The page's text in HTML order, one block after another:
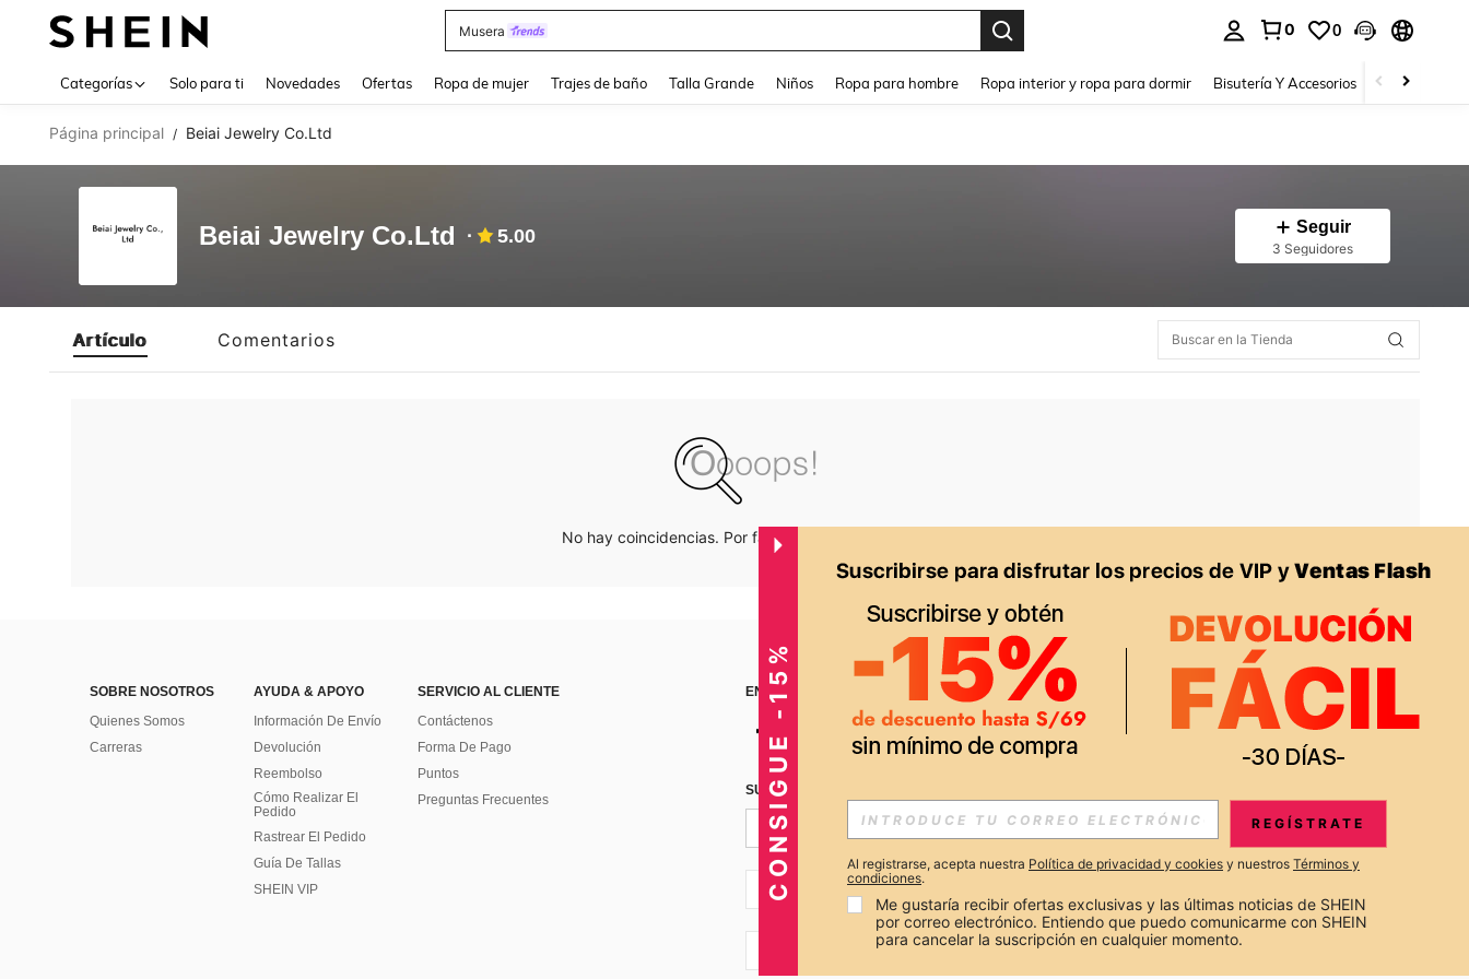
Musera
0 0
Categorías Solo para ti Novedades Ofertas Ropa de mujer Trajes de baño Talla Grande Niños Ropa para hombre Ropa interior y ropa para dormir Bisutería Y Accesorios Zapatos
Página principal / Beiai Jewelry Co.Ltd
Beiai Jewelry Co.Ltd 5.00 Seguir
3 Seguidores
Artículo Comentarios
No hay coincidencias. Por favor inténtalo de nuevo.
SOBRE NOSOTROS
Quienes Somos
Carreras
AYUDA & APOYO
Información De Envío
Devolución
Reembolso
Cómo Realizar El
Pedido
Rastrear El Pedido
Guía De Tallas
SHEIN VIP
SERVICIO AL CLIENTE
Contáctenos
Forma De Pago
Puntos
Preguntas Frecuentes
ENCUÉNTRANOS EN APP
SUSCRÍBETE PARA RECIBIR OFERTAS EXCLUSIVAS, PROMOCIONES Y NOTICIAS DE SHEIN
Suscribir
PE + 51
CONSIGUE -15% REGÍSTRATE
Al registrarse, acepta nuestra Política de privacidad y cookies y nuestros Términos y
condiciones.
Me gustaría recibir ofertas exclusivas y las últimas noticias de SHEIN
por correo electrónico. Entiendo que puedo comunicarme con SHEIN
para cancelar la suscripción en cualquier momento.